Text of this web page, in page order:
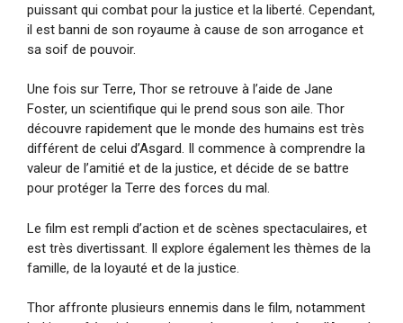
puissant qui combat pour la justice et la liberté. Cependant,
il est banni de son royaume à cause de son arrogance et
sa soif de pouvoir.
Une fois sur Terre, Thor se retrouve à l’aide de Jane
Foster, un scientifique qui le prend sous son aile. Thor
découvre rapidement que le monde des humains est très
différent de celui d’Asgard. Il commence à comprendre la
valeur de l’amitié et de la justice, et décide de se battre
pour protéger la Terre des forces du mal.
Le film est rempli d’action et de scènes spectaculaires, et
est très divertissant. Il explore également les thèmes de la
famille, de la loyauté et de la justice.
Thor affronte plusieurs ennemis dans le film, notamment